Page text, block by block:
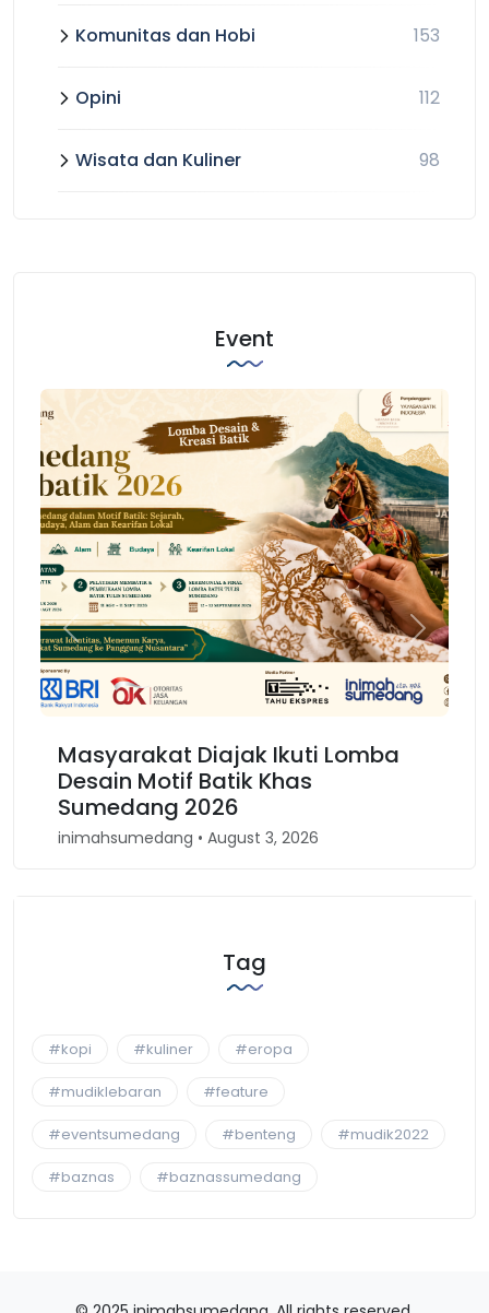
Komunitas dan Hobi 153
Opini 112
Wisata dan Kuliner 98
Event
Diajak Ikuti Lomba
Batik Khas
• August 3, 2026
Karnaval
Kembali Spirit
inimahsumedang • April
Previous Next
Tag
#kopi #kuliner #eropa
#mudiklebaran #feature
#eventsumedang #benteng #mudik2022
#baznas #baznassumedang